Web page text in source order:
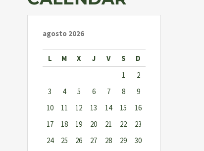
agosto 2026
L M X J V S
D
1
2
3
4 5 6 7 8
9
10
11 12 13 14 15
16
17
18 19 20 21 22
23
24
25 26 27 28 29
30